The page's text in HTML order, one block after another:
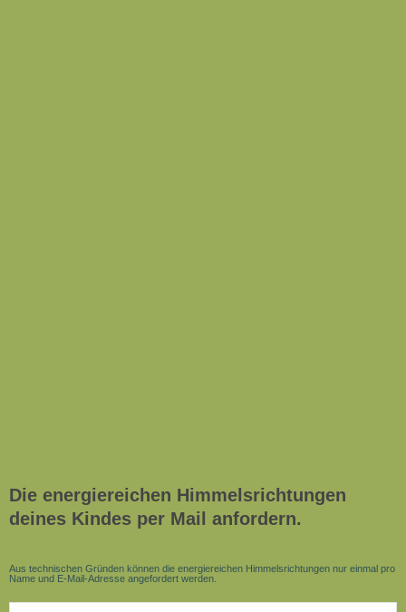
Die energiereichen Himmelsrichtungen
deines Kindes per Mail anfordern.
Aus technischen Gründen können die energiereichen Himmelsrichtungen nur einmal pro
Name und E-Mail-Adresse angefordert werden.